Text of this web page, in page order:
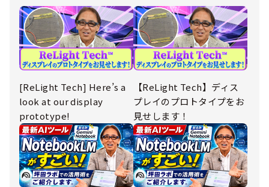
[ReLight Tech] Here’s a
look at our display
prototype!
【ReLight Tech】ディス
プレイのプロトタイプをお
見せします！